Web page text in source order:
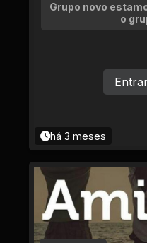
Grupo novo
o
há 3 meses